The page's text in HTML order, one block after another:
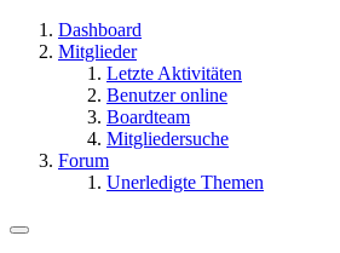
Dashboard
Mitglieder
Letzte Aktivitäten
Benutzer online
Boardteam
Mitgliedersuche
Forum
Unerledigte Themen